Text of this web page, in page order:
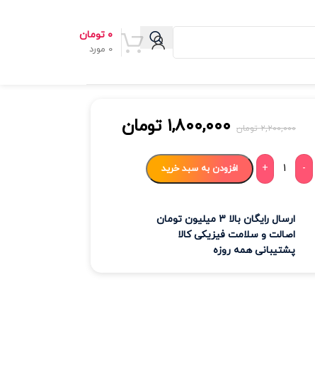
0 مورد
۰ تومان
۲,۲۰۰,۰۰۰ تومان ۱,۸۰۰,۰۰۰ تومان
-
+ افزودن به سبد خرید
ارسال رایگان بالا 3 میلیون تومان
اصالت و سلامت فیزیکی کالا
پشتیبانی همه روزه